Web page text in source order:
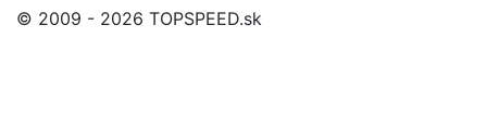
© 2009 - 2026 TOPSPEED.sk